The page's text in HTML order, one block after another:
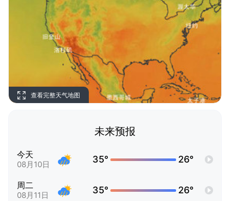
查看完整天气地图
未来预报
今天
08月10日 35° 26°
周二
08月11日 35° 26°